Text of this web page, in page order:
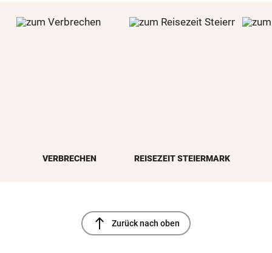
VERBRECHEN REISEZEIT STEIERMARK
north Zurück nach oben